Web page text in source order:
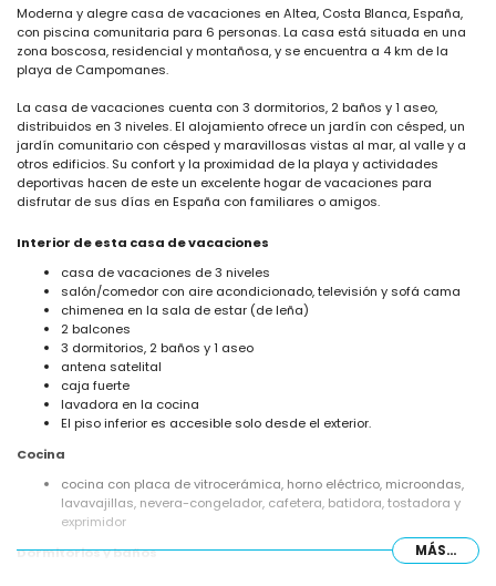
Moderna y alegre casa de vacaciones en Altea, Costa Blanca, España,
con piscina comunitaria para 6 personas. La casa está situada en una
zona boscosa, residencial y montañosa, y se encuentra a 4 km de la
playa de Campomanes.
La casa de vacaciones cuenta con 3 dormitorios, 2 baños y 1 aseo,
distribuidos en 3 niveles. El alojamiento ofrece un jardín con césped, un
jardín comunitario con césped y maravillosas vistas al mar, al valle y a
otros edificios. Su confort y la proximidad de la playa y actividades
deportivas hacen de este un excelente hogar de vacaciones para
disfrutar de sus días en España con familiares o amigos.
Interior de esta casa de vacaciones
casa de vacaciones de 3 niveles
salón/comedor con aire acondicionado, televisión y sofá cama
chimenea en la sala de estar (de leña)
2 balcones
3 dormitorios, 2 baños y 1 aseo
antena satelital
caja fuerte
lavadora en la cocina
El piso inferior es accesible solo desde el exterior.
Cocina
cocina con placa de vitrocerámica, horno eléctrico, microondas,
lavavajillas, nevera-congelador, cafetera, batidora, tostadora y
exprimidor
Dormitorios y baños
MÁS...